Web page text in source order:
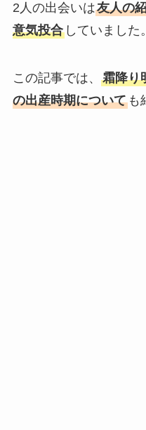
2人の出会いは友人の
意気投合していました。
この記事では、 霜降り
の出産時期についても